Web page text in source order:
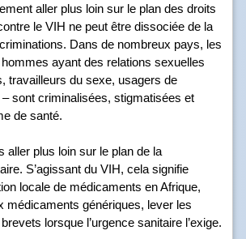
aller plus loin sur le plan des droits
le VIH ne peut être dissociée de la
Dans de nombreux pays, les
ayant des relations sexuelles
travailleurs du sexe, usagers de
sont criminalisées, stigmatisées et
de santé.
aller plus loin sur le plan de la
S’agissant du VIH, cela signifie
locale de médicaments en Afrique,
médicaments génériques, lever les
lorsque l’urgence sanitaire l’exige.